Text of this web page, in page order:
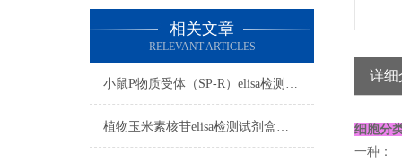
相关文章
RELEVANT ARTICLES
​小鼠P物质受体（SP-R）elisa检测试剂盒样本处理及要求
植物玉米素核苷elisa检测试剂盒​操作流程
详细
细胞分
一种：